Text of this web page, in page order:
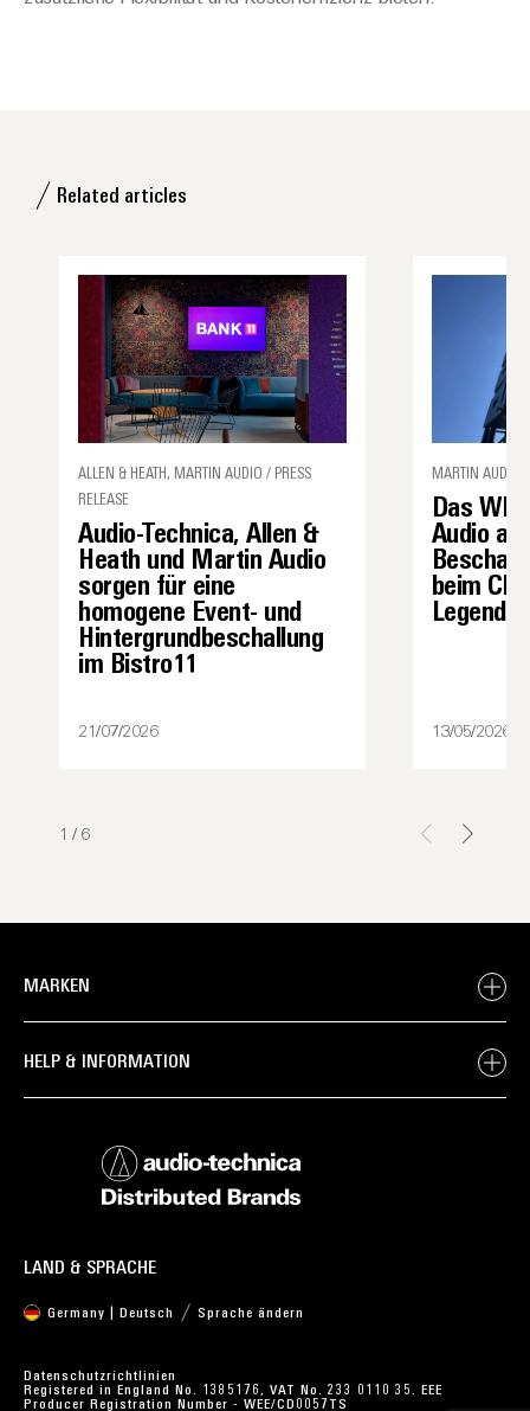
Related articles
ALLEN & HEATH, MARTIN AUDIO / PRESS
RELEASE
Audio-Technica, Allen &
Heath und Martin Audio
sorgen für eine
homogene Event- und
Hintergrundbeschallung
im Bistro11
21/07/2026
MARTIN AUDIO /
Das
Audio
beim
13/05/2026
1 / 6
MARKEN
HELP & INFORMATION
LAND & SPRACHE
Germany | Deutsch Sprache ändern
Datenschutzrichtlinien
Registered in England No. 1385176, VAT No. 233 0110 35. EEE
Producer Registration Number - WEE/CD0057TS